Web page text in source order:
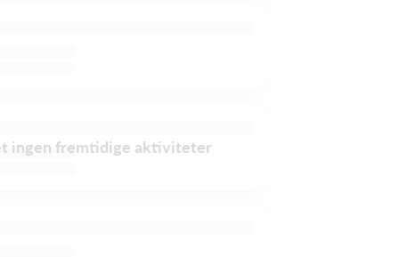
ingen fremtidige aktiviteter